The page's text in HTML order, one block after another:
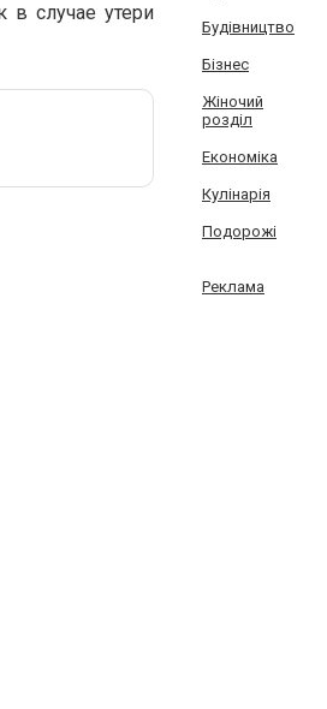
в случае утери
Будівництво
Бізнес
Жіночий
розділ
Економіка
Кулінарія
Подорожі
Реклама